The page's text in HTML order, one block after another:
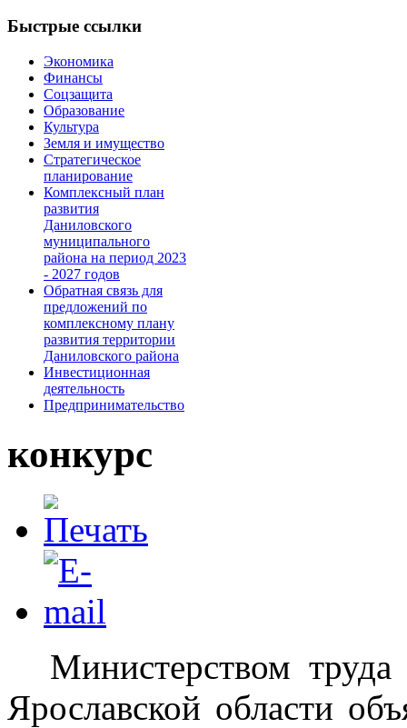
Быстрые ссылки
Экономика
Финансы
Соцзащита
Образование
Культура
Земля и имущество
Стратегическое
планирование
Комплексный план
развития
Даниловского
муниципального
района на период 2023
- 2027 годов
Обратная связь для
предложений по
комплексному плану
развития территории
Даниловского района
Инвестиционная
деятельность
Предпринимательство
конкурс
Министерством
Ярославской области